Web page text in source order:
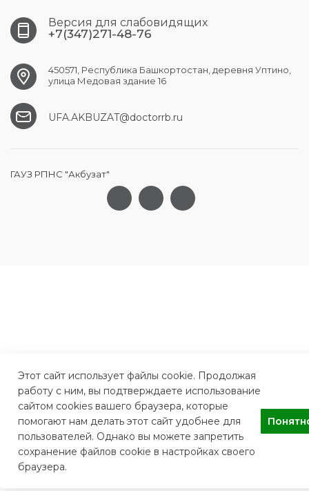
Версия для слабовидящих
+7(347)271-48-76
450571, Республика Башкортостан, деревня Уптино,
улица Медовая здание 16
UFA.АKBUZAT@doctorrb.ru
ГАУЗ РПНС "Акбузат"
Этот сайт использует файлы cookie. Продолжая
работу с ним, вы подтверждаете использование
сайтом cookies вашего браузера, которые
помогают нам делать этот сайт удобнее для
пользователей. Однако вы можете запретить
сохранение файлов cookie в настройках своего
браузера.